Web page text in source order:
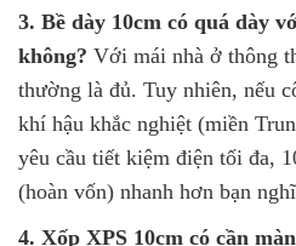
3. Bề dày 10cm có quá dày
không? Với mái nhà ở thông
thường là đủ. Tuy nhiên, nếu
khí hậu khắc nghiệt (miền
yêu cầu tiết kiệm điện tối đa,
(hoàn vốn) nhanh hơn bạn
4. Xốp XPS 10cm có cần